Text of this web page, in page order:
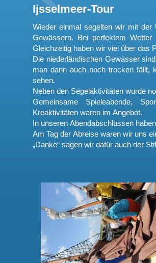
Ijsselmeer-Tour
Wieder einmal segelten wir mit der
Gewässern. Bei perfektem
Gleichzeitig haben wir viel über das
Die niederländischen Gewässer
man dann auch noch trocken fällt,
sehen.
Neben den Segelaktivitäten wurde
Gemeinsame Spieleabende,
Kreaktivitäten waren im Angebot.
In unseren Abendabschlüssen
Am Tag der Abreise waren wir uns
„Danke“ sagen wir dafür auch der